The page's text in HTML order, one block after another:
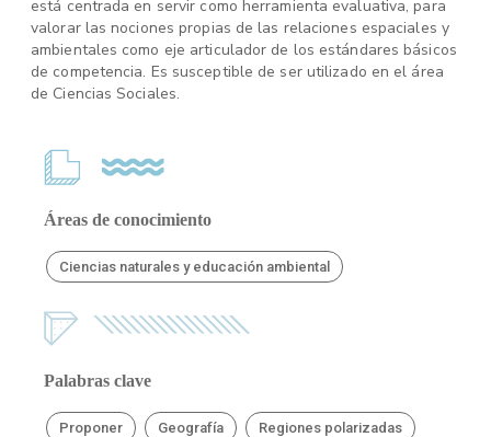
está centrada en servir como herramienta evaluativa, para
valorar las nociones propias de las relaciones espaciales y
ambientales como eje articulador de los estándares básicos
de competencia. Es susceptible de ser utilizado en el área
de Ciencias Sociales.
Áreas de conocimiento
Ciencias naturales y educación ambiental
Palabras clave
Proponer Geografía Regiones polarizadas